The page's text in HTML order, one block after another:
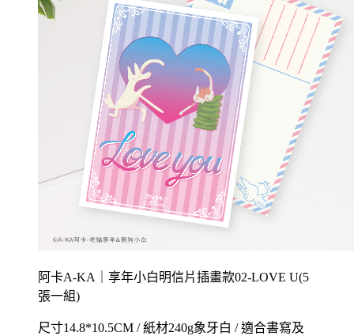
阿卡A-KA｜享年小白明信片插畫款02-LOVE U(5
張一組)
尺寸14.8*10.5CM / 紙材240g象牙白 / 適合書寫及